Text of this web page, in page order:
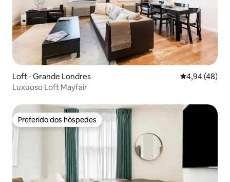
Loft ⋅ Grande Londres 4,94 de uma
4,94 (48)
Luxuoso Loft Mayfair
Preferido dos hóspedes
Preferido dos hóspedes